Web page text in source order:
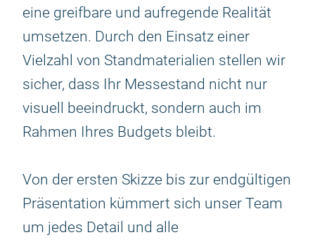
eine greifbare und aufregende Realität
umsetzen. Durch den Einsatz einer
Vielzahl von Standmaterialien stellen wir
sicher, dass Ihr Messestand nicht nur
visuell beeindruckt, sondern auch im
Rahmen Ihres Budgets bleibt.
Von der ersten Skizze bis zur endgültigen
Präsentation kümmert sich unser Team
um jedes Detail und alle